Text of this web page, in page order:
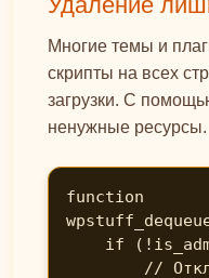
Многие темы и
скрипты на всех
загрузки. С
ненужные ресурсы.
function